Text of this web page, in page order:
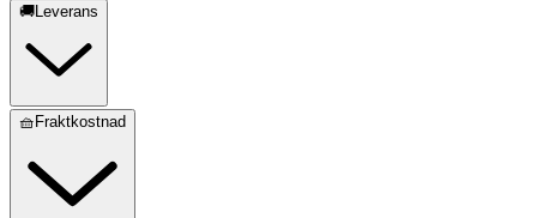
🚚Leverans
🧺Fraktkostnad